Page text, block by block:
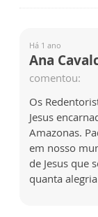
Há 1 ano
Ana
comentou:
Os
Jesus
Amazonas.
em nosso
de Jesus que
quanta